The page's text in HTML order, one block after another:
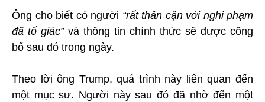
Ông cho biết có người “rất thân cận với nghi phạm
đã tố giác” và thông tin chính thức sẽ được công
bố sau đó trong ngày.
Theo lời ông Trump, quá trình này liên quan đến
một mục sư. Người này sau đó đã nhờ đến một